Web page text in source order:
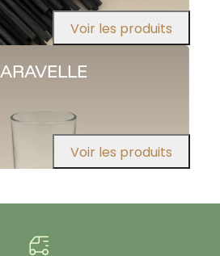
Voir les produits
Voir les produits